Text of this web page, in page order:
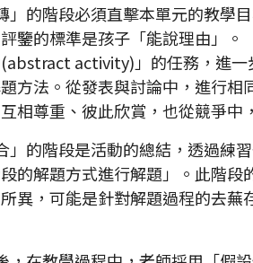
的階段必須直擊本單元的教學
鑒的標準是孩子「能說理由」
activity)」的任務，進一
方法。從發表與討論中，進行
相尊重、彼此欣賞，也從競爭中
的階段是活動的總結，透過練
的解題方式進行解題」。此階
異，可能是針對解題過程的去